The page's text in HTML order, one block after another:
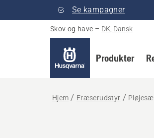
Se kampagner
Skov og have – DK, Dansk
Produkter
Hjem Fræserudstyr